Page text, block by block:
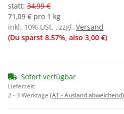
statt: 34,99 €
71,09 € pro 1 kg
inkl. 10% USt. , zzgl. Versand
(Du sparst 8.57%, also 3,00 €)
Sofort verfügbar
Lieferzeit:
2 - 3 Werktage (AT - Ausland abweichend)